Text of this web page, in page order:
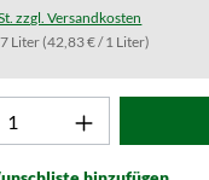
zzgl. Versandkosten
Liter(42,83 € / 1 Liter)
Anzahl: Gib